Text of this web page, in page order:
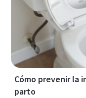
Cómo prevenir la
parto